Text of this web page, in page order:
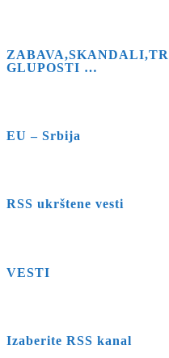
GLUPOSTI …
EU – Srbija
RSS ukrštene vesti
VESTI
Izaberite RSS kanal